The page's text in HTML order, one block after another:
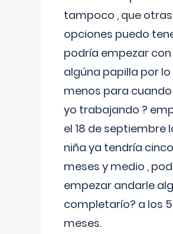
tampoco , que otras
opciones puedo
podría empezar con
algúna papilla por lo
menos para
yo trabajando ?
el 18 de septiembre
niña ya tendría cinco
meses y medio ,
empezar andarle
completarío? a los 5
meses.